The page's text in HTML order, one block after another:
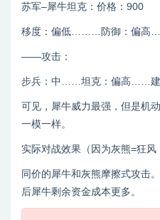
苏军–犀牛坦克：价格：900
移度：偏低………防御：偏高
——攻击：
步兵：中……坦克：偏高……建
可见，犀牛威力最强，但是机
一模一样。
实际对战效果（因为灰熊=狂风
同价的犀牛和灰熊摩擦式攻击
后犀牛剩余资金成本更多。